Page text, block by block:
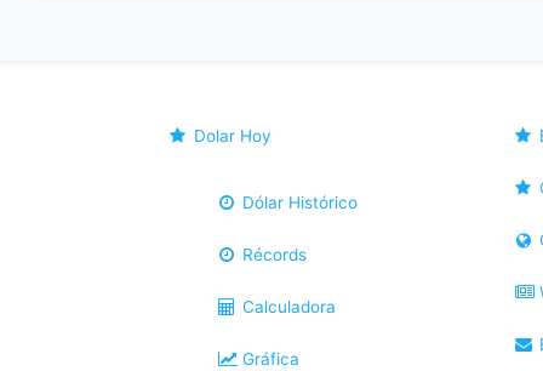
Dolar Hoy
Dólar Histórico
Récords
Calculadora
Gráfica